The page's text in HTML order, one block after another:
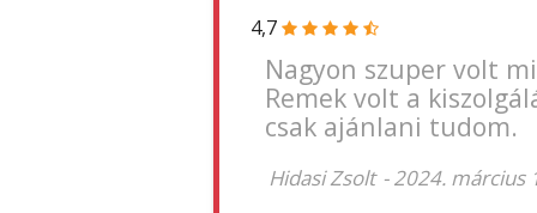
4,7
Nagyon szuper volt
Remek volt a
csak ajánlani tudom.
Hidasi Zsolt -2024. március